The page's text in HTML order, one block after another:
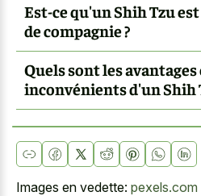
Est-ce qu'un Shih Tzu
de compagnie ?
Quels sont les avantages
inconvénients d'un Shih
Images en vedette: pexels.com